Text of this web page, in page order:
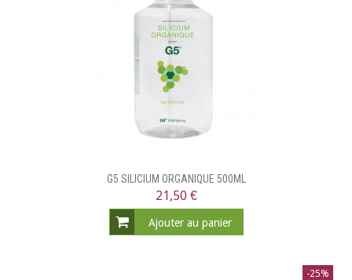
G5 SILICIUM ORGANIQUE 500ML
21,50 €
Ajouter au panier
-25%